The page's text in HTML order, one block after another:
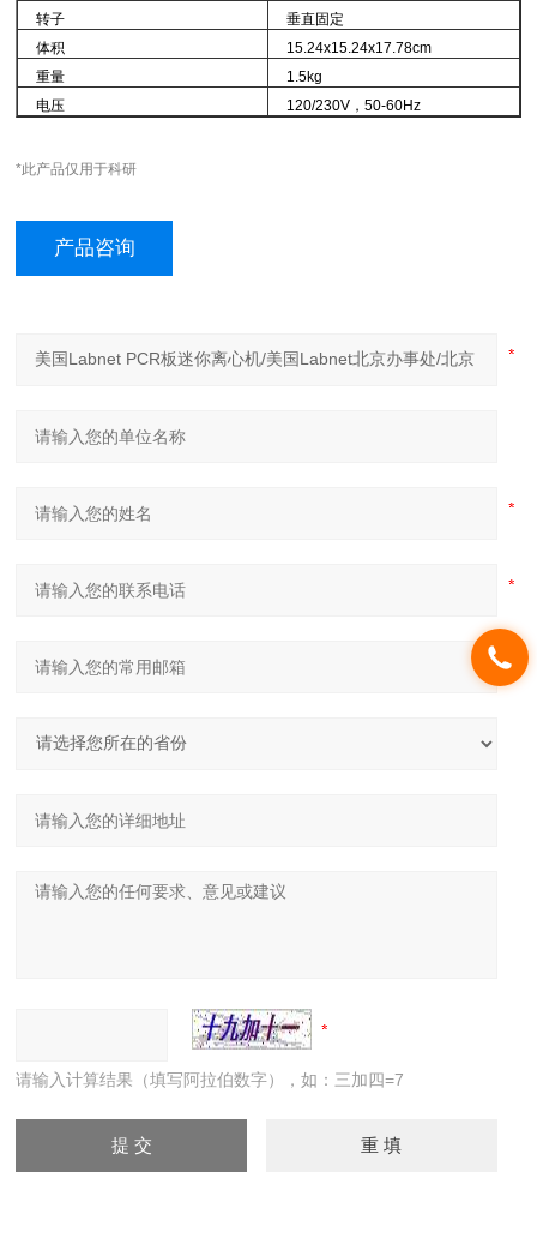
转子
垂直固定
体积
15.24x15.24x17.78cm
重量
1.5kg
电压
120/230V ，50-60Hz
*此产品仅用于科研
产品咨询
请输入计算结果（填写阿拉伯数字），如：三加四=7